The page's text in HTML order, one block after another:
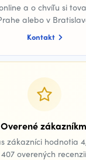
a o chvíľu si
alebo v
Kontakt
Overené
zákazníci hodnotia
407 overených